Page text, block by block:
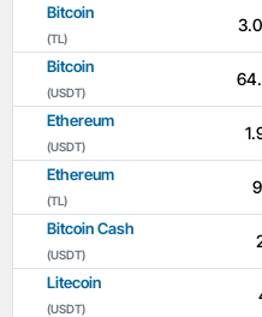
Bitcoin
(TL)
Bitcoin
(USDT)
Ethereum
(USDT)
Ethereum
(TL)
Bitcoin Cash
(USDT)
Litecoin
(USDT)